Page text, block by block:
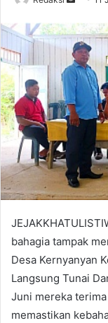
email
bahagia tampak
Desa Kernyanyan
Langsung Tunai
Juni mereka
memastikan